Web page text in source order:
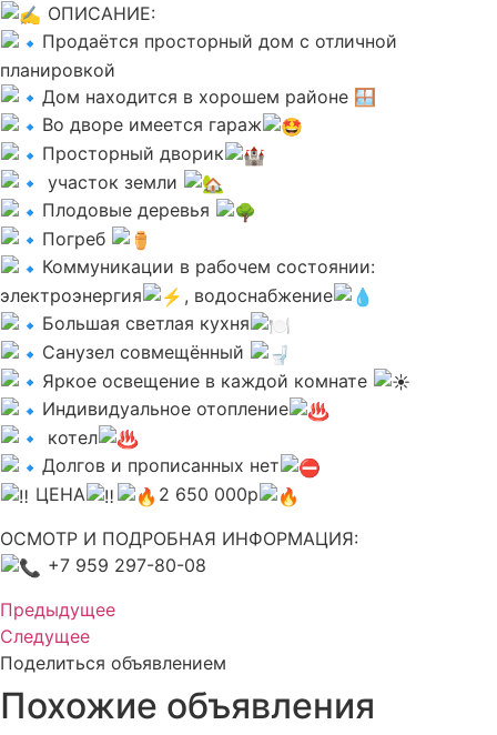
ОПИСАНИЕ:
Продаётся просторный дом с отличной
планировкой
Дом находится в хорошем районе 🪟
Во дворе имеется гараж
Просторный дворик
участок земли
Плодовые деревья
Погреб
Коммуникации в рабочем состоянии:
электроэнергия
, водоснабжение
Большая светлая кухня
Санузел совмещённый
Яркое освещение в каждой комнате
Индивидуальное отопление
котел
Долгов и прописанных нет
ЦЕНА
2 650 000р
ОСМОТР И ПОДРОБНАЯ ИНФОРМАЦИЯ:
+7 959 297-80-08
Предыдущее
Следущее
Поделиться объявлением
Похожие объявления